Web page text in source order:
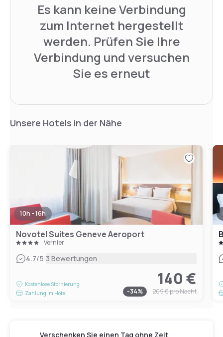
Es kann keine Verbindung
zum Internet hergestellt
werden. Prüfen Sie Ihre
Verbindung und versuchen
Sie es erneut
Unsere Hotels in der Nähe
10h - 16h
Novotel Suites Geneve Aeroport
Vernier
4.7/5|3 Bewertungen
Kostenlose Stornierung
Zahlung im Hotel
140 €
-34% 209 €pro Nacht
Verschenken Sie einen Tag ohne Zeit